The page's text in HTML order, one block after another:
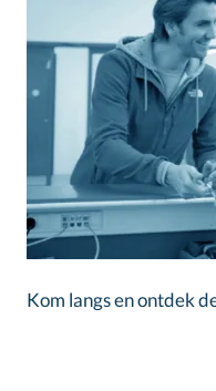
Kom langs en ontdek